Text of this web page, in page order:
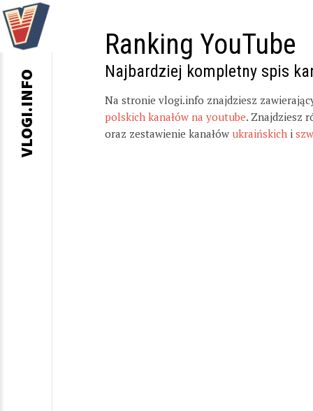
Ranking YouTube
Najbardziej kompletny spis
Na stronie vlogi.info znajdziesz
polskich kanałów na youtube. Znajdziesz
oraz zestawienie kanałów ukraińskich i
VLOGI.INFO